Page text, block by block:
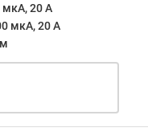
мкА, 20 А
мкА, 20 А